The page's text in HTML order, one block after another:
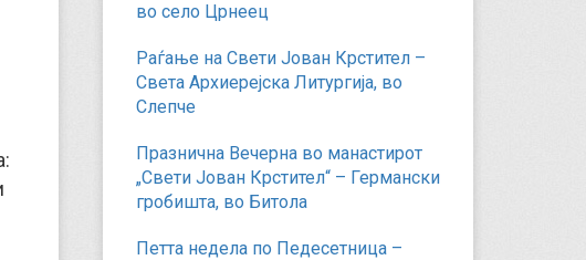
во село Црнеец
Раѓање на Свети Јован Крстител –
Света Архиерејска Литургија, во
Слепче
Празнична Вечерна во манастирот
„Свети Јован Крстител“ – Германски
гробишта, во Битола
Петта недела по Педесетница –